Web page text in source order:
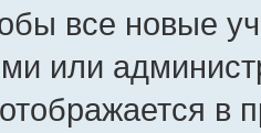
все новые
или
в